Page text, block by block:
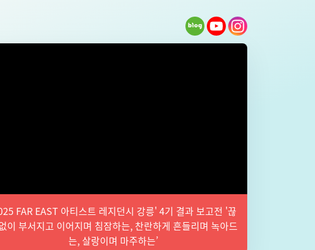
FAR EAST 아티스트 레지던시 강릉' 4기 결과 보고전 '끊
이 부서지고 이어지며 침잠하는, 찬란하게 흔들리며 녹아드
는, 살랑이며 마주하는’